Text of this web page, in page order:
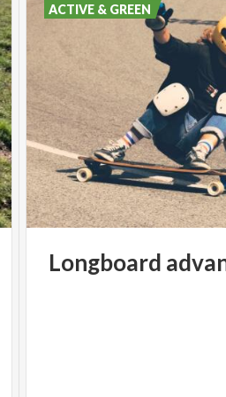
Longboard
ACTIVE & GREEN